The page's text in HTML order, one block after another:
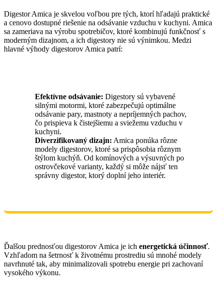
Digestor Amica je skvelou voľbou pre tých, ktorí hľadajú praktické
a cenovo dostupné riešenie na odsávanie vzduchu v kuchyni. Amica
sa zameriava na výrobu spotrebičov, ktoré kombinujú funkčnosť s
moderným dizajnom, a ich digestory nie sú výnimkou. Medzi
hlavné výhody digestorov Amica patrí:
Efektívne odsávanie: Digestory sú vybavené
silnými motormi, ktoré zabezpečujú optimálne
odsávanie pary, mastnoty a nepríjemných pachov,
čo prispieva k čistejšiemu a sviežemu vzduchu v
kuchyni.
Diverzifikovaný dizajn: Amica ponúka rôzne
modely digestorov, ktoré sa prispôsobia rôznym
štýlom kuchýň. Od komínových a výsuvných po
ostrovčekové varianty, každý si môže nájsť ten
správny digestor, ktorý doplní jeho interiér.
Ďalšou prednosťou digestorov Amica je ich energetická účinnosť.
Vzhľadom na šetrnosť k životnému prostrediu sú mnohé modely
navrhnuté tak, aby minimalizovali spotrebu energie pri zachovaní
vysokého výkonu.